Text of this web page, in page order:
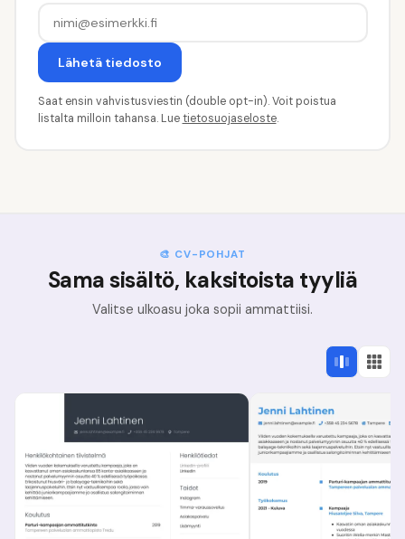
Lähetä tiedosto
Saat ensin vahvistusviestin (double opt-in). Voit poistua
listalta milloin tahansa. Luetietosuojaseloste.
🎨 CV-POHJAT
Sama sisältö, kaksitoista tyyliä
Valitse ulkoasu joka sopii ammattiisi.